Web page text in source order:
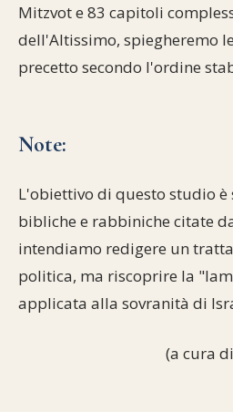
Mitzvot e 83 capitoli
dell'Altissimo, spiegheremo
precetto secondo l'ordine
Note:
L'obiettivo di questo studio è
bibliche e rabbiniche citate
intendiamo redigere un
politica, ma riscoprire la
applicata alla sovranità di
(a cura